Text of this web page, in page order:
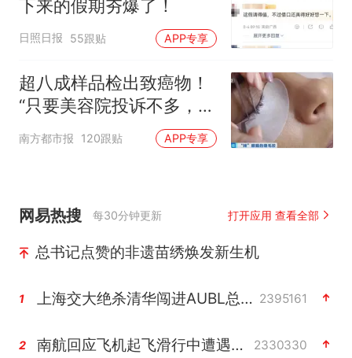
下来的假期夯爆了！
日照日报 55跟贴 APP专享
超八成样品检出致癌物！
“只要美容院投诉不多，店
家就不会更换产品”
南方都市报 120跟贴 APP专享
网易热搜 每30分钟更新 打开应用 查看全部
总书记点赞的非遗苗绣焕发新生机
1 上海交大绝杀清华闯进AUBL总决赛 2395161
2 南航回应飞机起飞滑行中遭遇雷击 2330330